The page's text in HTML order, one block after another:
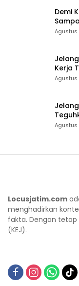
Demi
ke
Agustus
Kerja
Agustus
Ziarah
Agustus
Locusjatim.com
menghadirkan
fakta. Dengan
(KEJ).